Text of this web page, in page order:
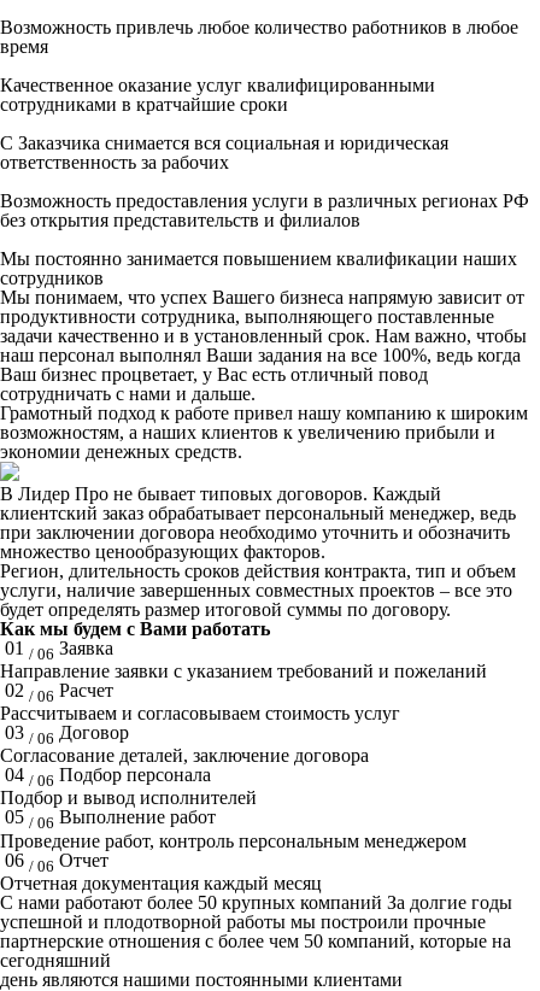
Возможность привлечь любое количество работников в любое
время
Качественное оказание услуг квалифицированными
сотрудниками в кратчайшие сроки
С Заказчика снимается вся социальная и юридическая
ответственность за рабочих
Возможность предоставления услуги в различных регионах РФ
без открытия представительств и филиалов
Мы постоянно занимается повышением квалификации наших
сотрудников
Мы понимаем, что успех Вашего бизнеса напрямую зависит от
продуктивности сотрудника, выполняющего поставленные
задачи качественно и в установленный срок. Нам важно, чтобы
наш персонал выполнял Ваши задания на все 100%, ведь когда
Ваш бизнес процветает, у Вас есть отличный повод
сотрудничать с нами и дальше.
Грамотный подход к работе привел нашу компанию к широким
возможностям, а наших клиентов к увеличению прибыли и
экономии денежных средств.
В Лидер Про не бывает типовых договоров. Каждый
клиентский заказ обрабатывает персональный менеджер, ведь
при заключении договора необходимо уточнить и обозначить
множество ценообразующих факторов.
Регион, длительность сроков действия контракта, тип и объем
услуги, наличие завершенных совместных проектов – все это
будет определять размер итоговой суммы по договору.
Как мы будем с Вами работать
01 / 06 Заявка
Направление заявки с указанием требований и пожеланий
02 / 06 Расчет
Рассчитываем и согласовываем стоимость услуг
03 / 06 Договор
Согласование деталей, заключение договора
04 / 06 Подбор персонала
Подбор и вывод исполнителей
05 / 06 Выполнение работ
Проведение работ, контроль персональным менеджером
06 / 06 Отчет
Отчетная документация каждый месяц
C нами работают более 50 крупных компаний За долгие годы
успешной и плодотворной работы мы построили прочные
партнерские отношения с более чем 50 компаний, которые на
сегодняшний
день являются нашими постоянными клиентами